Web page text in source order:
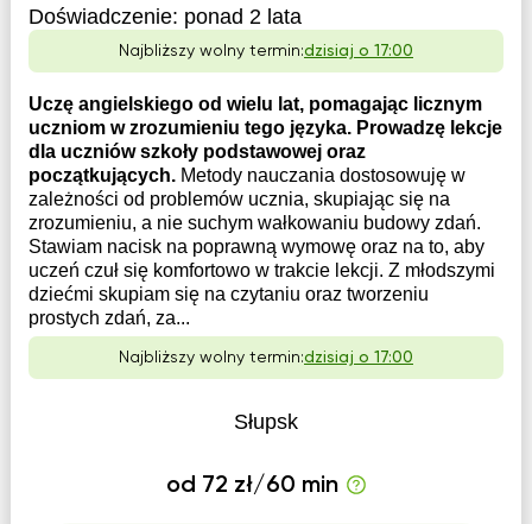
Doświadczenie: ponad 2 lata
Najbliższy wolny termin:dzisiaj o 17:00
Uczę angielskiego od wielu lat, pomagając licznym
uczniom w zrozumieniu tego języka. Prowadzę lekcje
dla uczniów szkoły podstawowej oraz
początkujących. Metody nauczania dostosowuję w
zależności od problemów ucznia, skupiając się na
zrozumieniu, a nie suchym wałkowaniu budowy zdań.
Stawiam nacisk na poprawną wymowę oraz na to, aby
uczeń czuł się komfortowo w trakcie lekcji. Z młodszymi
dziećmi skupiam się na czytaniu oraz tworzeniu
prostych zdań, za...
Najbliższy wolny termin:dzisiaj o 17:00
Słupsk
od 72 zł/60 min